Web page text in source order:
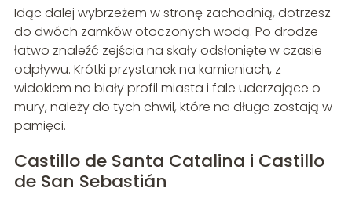
Idąc dalej wybrzeżem w stronę zachodnią, dotrzesz
do dwóch zamków otoczonych wodą. Po drodze
łatwo znaleźć zejścia na skały odsłonięte w czasie
odpływu. Krótki przystanek na kamieniach, z
widokiem na biały profil miasta i fale uderzające o
mury, należy do tych chwil, które na długo zostają w
pamięci.
Castillo de Santa Catalina i Castillo
de San Sebastián